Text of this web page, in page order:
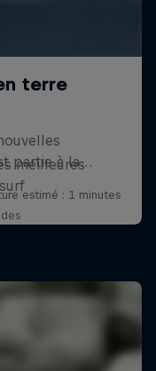
meilleures